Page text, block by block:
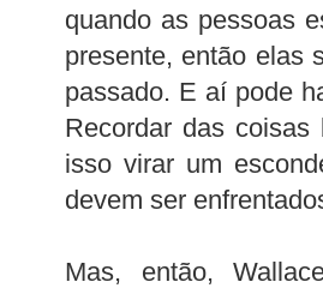
quando as pessoas
presente, então elas
passado. E aí pode
Recordar das
isso virar um
devem ser
Mas, então,